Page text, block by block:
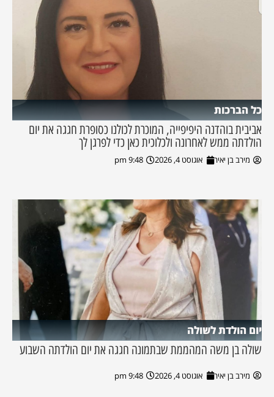
כל הברכות
אביבית בוהדנה היפיפייה, המוכרת לכולנו כסופרת חגגה את יום
הולדתה ממש לאחרונה ולכלוכית כאן כדי לפרגן לך
מירב בן יאיר אוגוסט 4, 2026 9:48 pm
יום הולדת לשולה
שולה בן משה המהממת שבתמונה חגגה את יום הולדתה השבוע
מירב בן יאיר אוגוסט 4, 2026 9:48 pm